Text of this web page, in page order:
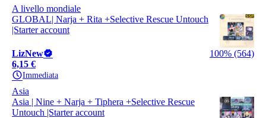
A livello mondiale
GLOBAL| Narja + Rita +Selective Rescue Untouch
|Starter account
LizNew
100% (564)
6,15 €
Immediata
Asia
Asia | Nine + Narja + Tiphera +Selective Rescue
Untouch |Starter account